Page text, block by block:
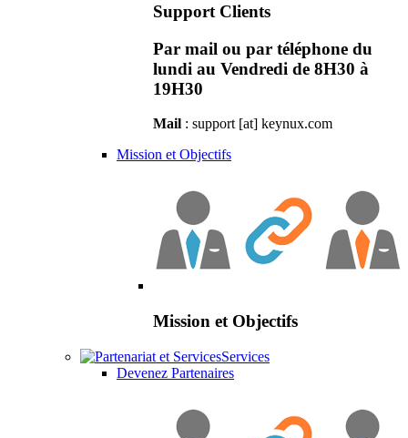
Support Clients
Par mail ou par téléphone du
lundi au Vendredi de 8H30 à
19H30
Mail : support [at] keynux.com
Mission et Objectifs
Mission et Objectifs
Services
Devenez Partenaires